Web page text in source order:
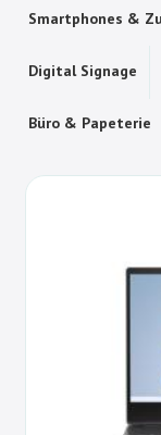
Smartphones &
Digital Signage
Büro & Papeterie